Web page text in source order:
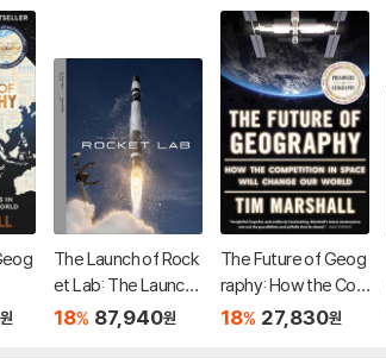
원
The Launch of Rock
et Lab: The Launch
of Rocket Lab
18% 87,940원
The Future of Geog
raphy: How the Co
mpetition in Space
18% 27,830원